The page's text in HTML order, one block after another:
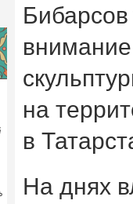
внимание
на
в
На днях